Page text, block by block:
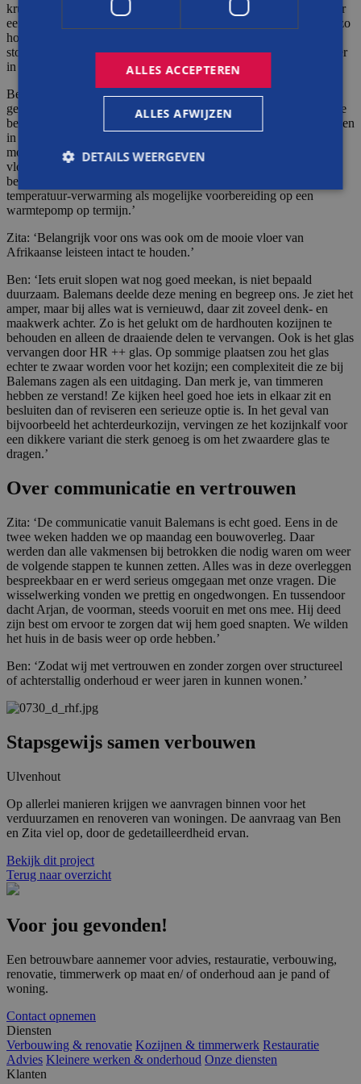
kruipruimte. In het jaar dat Ben en Zita het huis overnamen, was er
een hoge grondwaterstand in het Markdal. Zita: ‘Het water stond zo
hoog, dat de CV-leidingen onder water stonden. Logisch dat de
stookkosten enorm waren. De CV-leidingen verwarmden het water
in de kruipruimte!’
Ben: ‘Als het gaat om de kruipruimte, zijn alle denkbare opties
gepasseerd. Uiteindelijk hebben we in overleg met Balemans en de
betrokken onderaannemers besloten om de CV-leidingen naar boven
in de kruipruimte te verplaatsen, vlak onder de vloer, voor zo min
mogelijk warmteverlies. Bewust kozen we niet voor
vloerverwarming omdat we de bestaande leistenen vloer wilden
behouden. Wel is de CV-installatie aangepast naar een lage-
temperatuur-verwarming als mogelijke voorbereiding op een
warmtepomp op termijn.’
Zita: ‘Belangrijk voor ons was ook om de mooie vloer van
Afrikaanse leisteen intact te houden.’
Ben: ‘Iets eruit slopen wat nog goed meekan, is niet bepaald
duurzaam. Balemans deelde deze mening en begreep ons. Je ziet het
amper, maar bij alles wat is vernieuwd, daar zit zoveel denk- en
maakwerk achter. Zo is het gelukt om de hardhouten kozijnen te
behouden en alleen de draaiende delen te vervangen. Ook is het glas
vervangen door HR ++ glas. Op sommige plaatsen zou het glas
echter te zwaar worden voor het kozijn; een complexiteit die ze bij
Balemans zagen als een uitdaging. Dan merk je, van timmeren
hebben ze verstand! Ze kijken heel goed hoe iets in elkaar zit en
besluiten dan of reviseren een serieuze optie is. In het geval van
bijvoorbeeld het achterdeurkozijn, vervingen ze het kozijnkalf voor
een dikkere variant die sterk genoeg is om het zwaardere glas te
dragen.’
Over communicatie en vertrouwen
Zita: ‘De communicatie vanuit Balemans is echt goed. Eens in de
twee weken hadden we op maandag een bouwoverleg. Daar
werden dan alle vakmensen bij betrokken die nodig waren om weer
de volgende stappen te kunnen zetten. Alles was in deze overleggen
bespreekbaar en er werd serieus omgegaan met onze vragen. Die
wisselwerking vonden we prettig en ongedwongen. En tussendoor
dacht Arjan, de voorman, steeds vooruit en met ons mee. Hij deed
zijn best om ervoor te zorgen dat wij hem goed snapten. We wilden
het huis in de basis weer op orde hebben.’
Ben: ‘Zodat wij met vertrouwen en zonder zorgen over structureel
of achterstallig onderhoud er weer jaren in kunnen wonen.’
Stapsgewijs samen verbouwen
Ulvenhout
Op allerlei manieren krijgen we aanvragen binnen voor het
verduurzamen en renoveren van woningen. De aanvraag van Ben
en Zita viel op, door de gedetailleerdheid ervan.
Bekijk dit project
Terug naar overzicht
Voor jou gevonden!
Een betrouwbare aannemer voor advies, restauratie, verbouwing,
renovatie, timmerwerk op maat en/ of onderhoud aan je pand of
woning.
Contact opnemen
Diensten
Verbouwing & renovatie Kozijnen & timmerwerk Restauratie
Advies Kleinere werken & onderhoud Onze diensten
Klanten
ALLES ACCEPTEREN
ALLES AFWIJZEN
DETAILS WEERGEVEN
Functioneel
Niet-geclassificeerd
Strikt noodzakelijke cookies maken de
kernfunctionaliteiten van de website mogelijk, zoals
gebruikersaanmelding en accountbeheer. De
website kan niet goed worden gebruikt zonder de
strikt noodzakelijke cookies.
Naam
Aanbieder /
Domein
Vervaldatum
CookieScriptConsent
CookieScript
www.balemans.nl
4 weken 2
dagen
om de
PHPSESSID
PHP.net
www.balemans.nl
Sessie
basis
taal.
een
_ga_8N4N4Q9ENY .balemans.nl
1 jaar 1
Deze cookie
_ga
Google LLC
.balemans.nl
1 jaar 1
maand
Deze
is gekoppeld
Naam
Aanbieder/
Vervaldatum Omschrijving
MUID
een unieke
gebruikers-ID. Het
kan worden ingesteld
Naam
Aanbieder
fp_user_id .balemans.nl
1 jaar 1
maand
Google Privacy Policy